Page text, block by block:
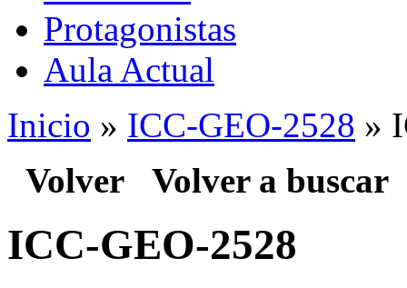
Protagonistas
Aula Actual
Inicio » ICC-GEO-2528 »
Volver Volver a buscar
ICC-GEO-2528